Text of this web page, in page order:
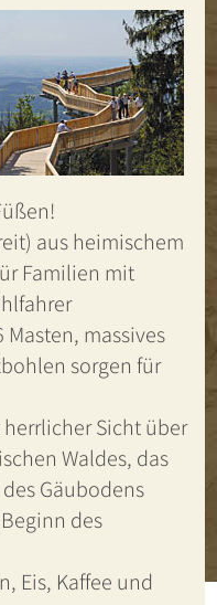
aus heimischem
Familien mit
massives
sorgen für
Sicht über
Waldes, das
Gäubodens
des
Eis, Kaffee und